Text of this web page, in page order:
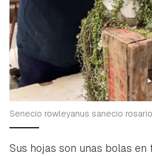
Senecio rowleyanus sanecio
Sus hojas son unas bolas en